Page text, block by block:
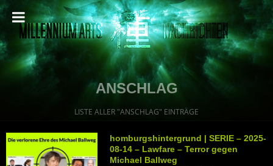
ANSCHLAG
LISTE ALLER "ANSCHLAG" EINTRÄGE
homburgshintergrund | SERIE – 2025-
08-14 – Lawfare – Terror gegen
Michael Ballweg